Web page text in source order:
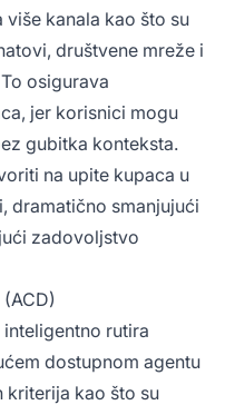
kanala kao što su
društvene mreže i
osigurava
jer korisnici mogu
gubitka konteksta.
na upite kupaca u
dramatično smanjujući
zadovoljstvo
rutira
dostupnom agentu
kriterija kao što su